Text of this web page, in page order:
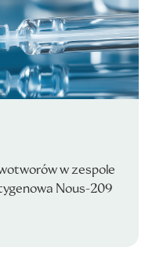
w zespole
Nous-209